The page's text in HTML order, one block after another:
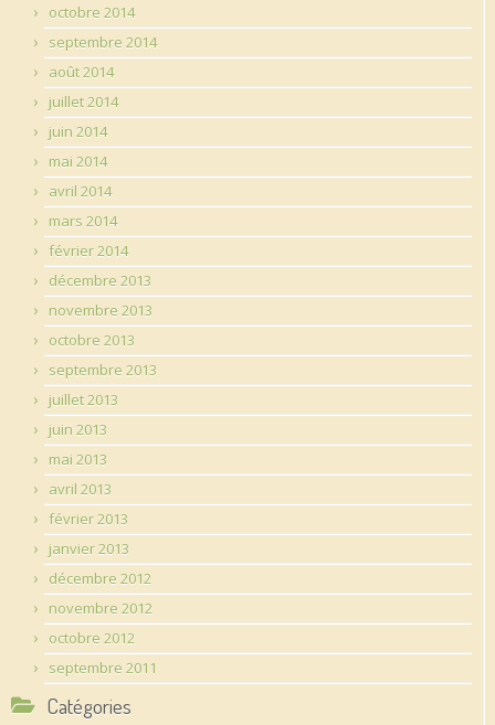
octobre 2014
septembre 2014
août 2014
juillet 2014
juin 2014
mai 2014
avril 2014
mars 2014
février 2014
décembre 2013
novembre 2013
octobre 2013
septembre 2013
juillet 2013
juin 2013
mai 2013
avril 2013
février 2013
janvier 2013
décembre 2012
novembre 2012
octobre 2012
septembre 2011
Catégories